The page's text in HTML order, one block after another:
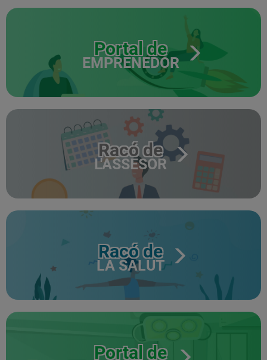
Portal de
EMPRENEDOR
Racó de
L'ASSESOR
Racó de
LA SALUT
Portal de